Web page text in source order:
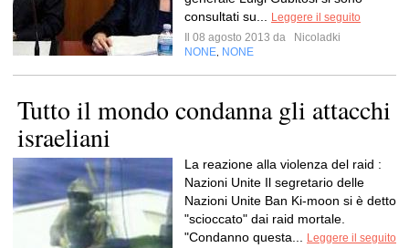
consultati su...
Leggere il seguito
Il 08 agosto 2013 da
Nicoladki
NONE NONE
Tutto il mondo condanna gli attacchi
israeliani
La reazione alla violenza del raid :
Nazioni Unite Il segretario delle
Nazioni Unite Ban Ki-moon si è detto
"scioccato" dai raid mortale.
"Condanno questa...
Leggere il seguito